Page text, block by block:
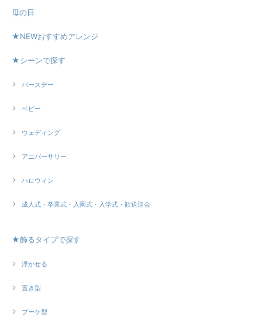
母の日
★NEWおすすめアレンジ
★シーンで探す
バースデー
ベビー
ウェディング
アニバーサリー
ハロウィン
成人式・卒業式・入園式・入学式・歓送迎会
★飾るタイプで探す
浮かせる
置き型
ブーケ型